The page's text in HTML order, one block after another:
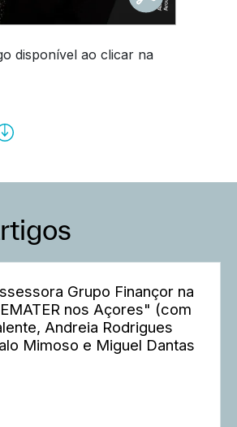
disponível ao clicar na
Grupo Finançor na
nos Açores" (com
Andreia Rodrigues
Mimoso e Miguel Dantas